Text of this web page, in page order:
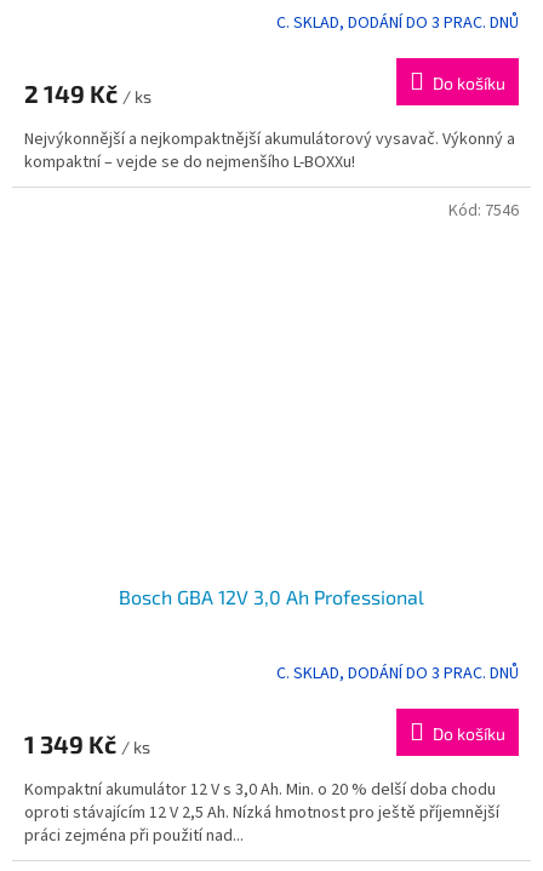
C. SKLAD, DODÁNÍ DO 3 PRAC. DNŮ
2 149 Kč / ks
Do košíku
Nejvýkonnější a nejkompaktnější akumulátorový vysavač. Výkonný a
kompaktní – vejde se do nejmenšího L-BOXXu!
Bosch GBA 12V 3,0 Ah Professional
C. SKLAD, DODÁNÍ DO 3 PRAC. DNŮ
1 349 Kč / ks
Do košíku
Kompaktní akumulátor 12 V s 3,0 Ah. Min. o 20 % delší doba chodu
oproti stávajícím 12 V 2,5 Ah. Nízká hmotnost pro ještě příjemnější
práci zejména při použití nad...
Kód: 7546